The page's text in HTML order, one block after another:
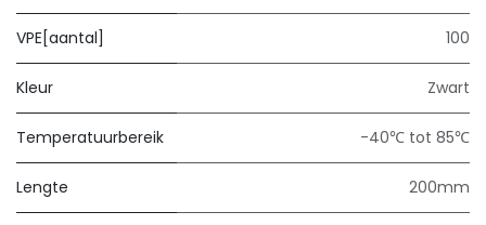
VPE[aantal] 100
Kleur Zwart
Temperatuurbereik -40℃ tot 85℃
Lengte 200mm